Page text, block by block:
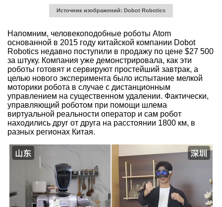
Источник изображений: Dobot Robotics
Напомним, человекоподобные роботы Atom
основанной в 2015 году китайской компании Dobot
Robotics недавно поступили в продажу по цене $27 500
за штуку. Компания уже демонстрировала, как эти
роботы готовят и сервируют простейший завтрак, а
целью нового эксперимента было испытание мелкой
моторики робота в случае с дистанционным
управлением на существенном удалении. Фактически,
управляющий роботом при помощи шлема
виртуальной реальности оператор и сам робот
находились друг от друга на расстоянии 1800 км, в
разных регионах Китая.